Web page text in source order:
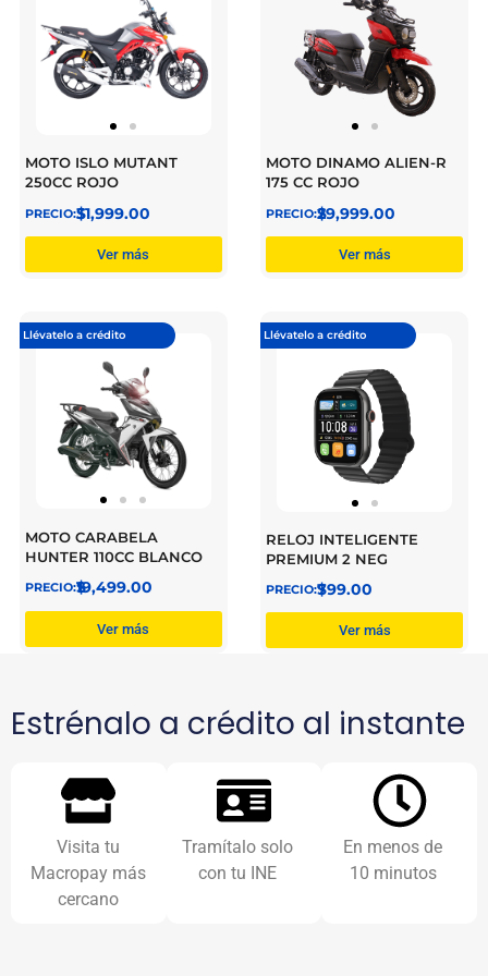
MOTO ISLO MUTANT
250CC ROJO
$
31,999.00
Ver más
MOTO DINAMO ALIEN-R
175 CC ROJO
$
29,999.00
Ver más
Llévatelo a crédito
MOTO CARABELA
HUNTER 110CC BLANCO
$
19,499.00
Ver más
Llévatelo a crédito
RELOJ INTELIGENTE
PREMIUM 2 NEG
$
799.00
Ver más
Estrénalo a crédito al instante
Visita tu
Macropay más
cercano
Tramítalo solo
con tu INE
En menos de
10 minutos